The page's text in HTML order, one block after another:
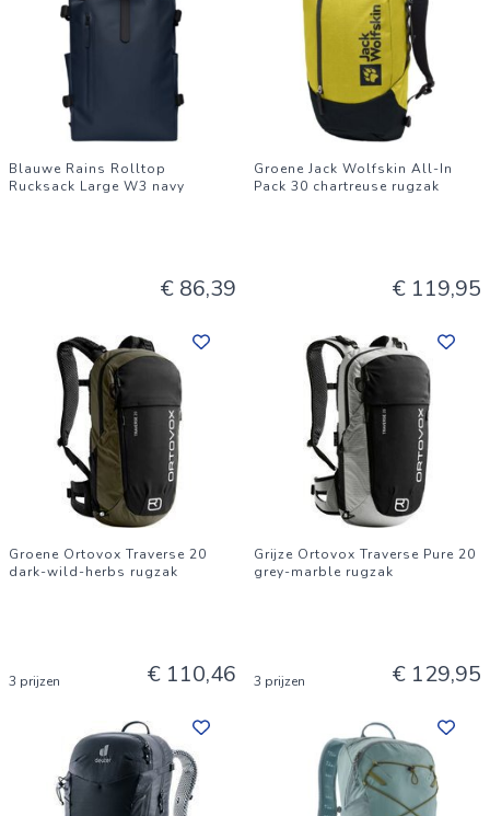
Blauwe Rains Rolltop
Rucksack Large W3 navy
€ 86,39
Groene Jack Wolfskin All-In
Pack 30 chartreuse rugzak
€ 119,95
Groene Ortovox Traverse 20
dark-wild-herbs rugzak
3 prijzen € 110,46
Grijze Ortovox Traverse Pure 20
grey-marble rugzak
3 prijzen € 129,95